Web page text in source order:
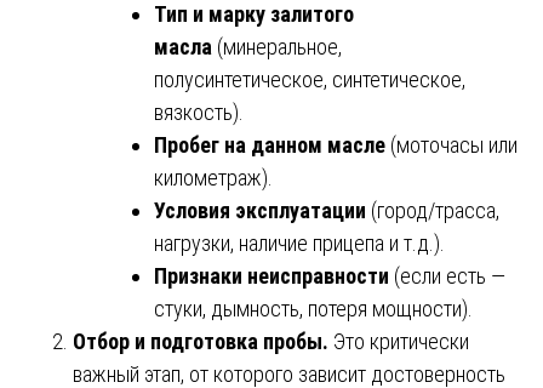
Тип и марку залитого
масла (минеральное,
полусинтетическое, синтетическое,
вязкость).
Пробег на данном масле (моточасы или
километраж).
Условия эксплуатации (город/трасса,
нагрузки, наличие прицепа и т.д.).
Признаки неисправности (если есть —
стуки, дымность, потеря мощности).
Отбор и подготовка пробы. Это критически
важный этап, от которого зависит достоверность